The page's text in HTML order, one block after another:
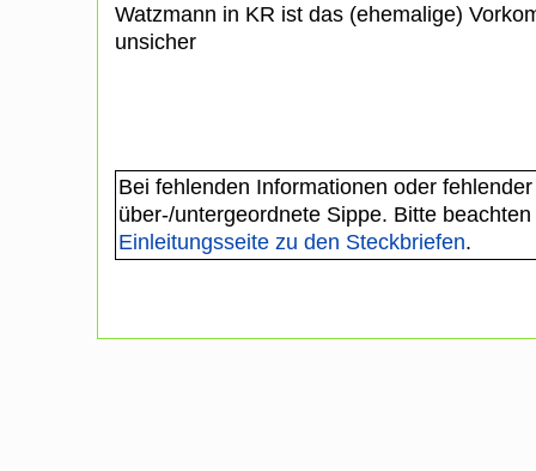
Watzmann in KR ist das (ehemalige)
unsicher
Bei fehlenden Informationen oder
über-/untergeordnete Sippe. Bitte
Einleitungsseite zu den Steckbriefen.